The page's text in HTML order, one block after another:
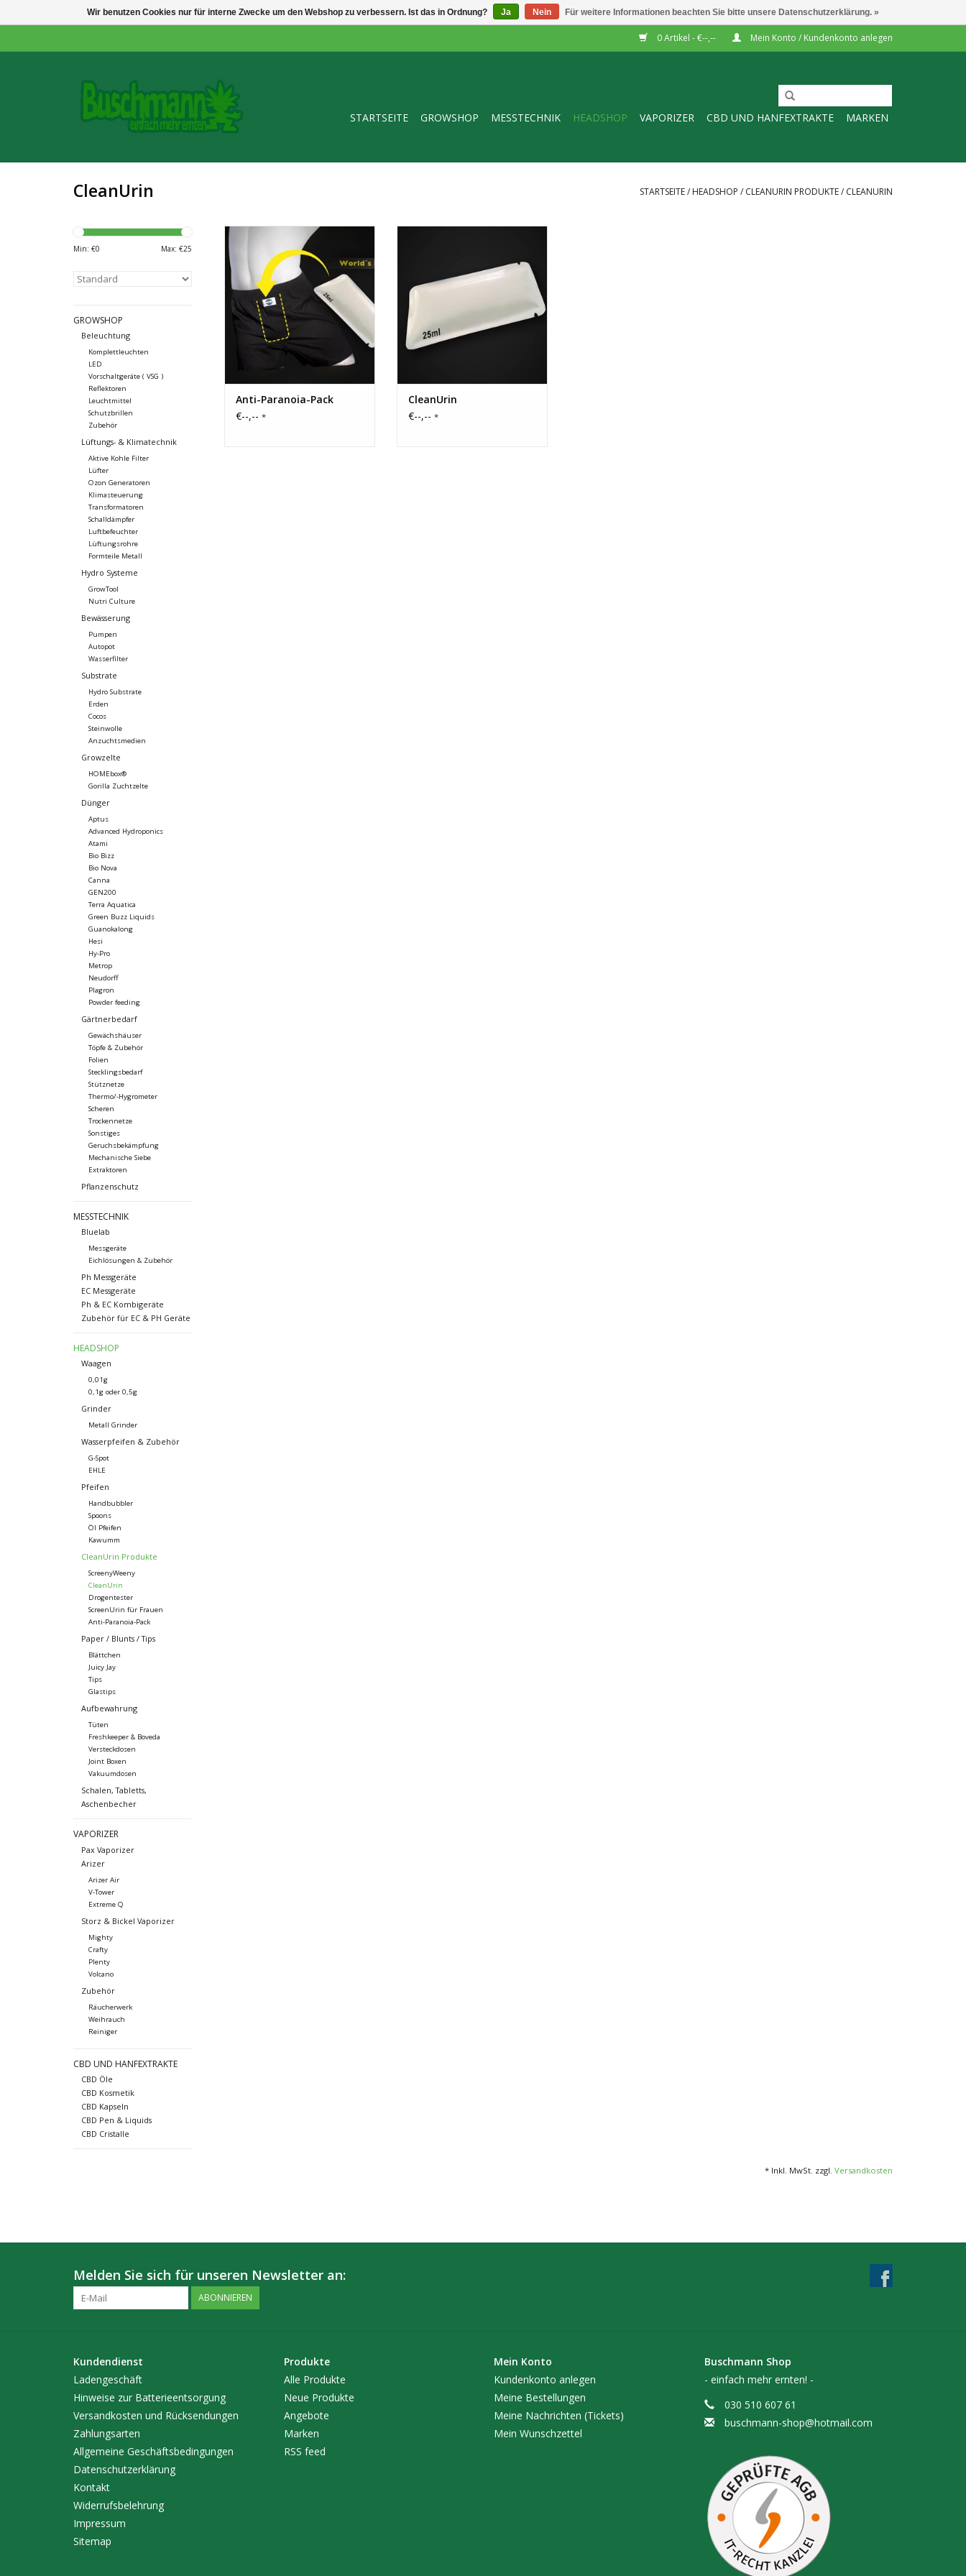
0 Artikel - €--,-- Mein Konto / Kundenkonto anlegen
STARTSEITE GROWSHOP MESSTECHNIK HEADSHOP VAPORIZER CBD UND HANFEXTRAKTE MARKEN
CleanUrin STARTSEITE/ HEADSHOP / CLEANURIN PRODUKTE/ CLEANURIN
Min: €0 Max: €25
GROWSHOP
Beleuchtung
Komplettleuchten
LED
Vorschaltgeräte ( VSG )
Reflektoren
Leuchtmittel
Schutzbrillen
Zubehör
Lüftungs- & Klimatechnik
Aktive Kohle Filter
Lüfter
Ozon Generatoren
Klimasteuerung
Transformatoren
Schalldämpfer
Luftbefeuchter
Lüftungsrohre
Formteile Metall
Hydro Systeme
GrowTool
Nutri Culture
Bewässerung
Pumpen
Autopot
Wasserfilter
Substrate
Hydro Substrate
Erden
Cocos
Steinwolle
Anzuchtsmedien
Growzelte
HOMEbox®
Gorilla Zuchtzelte
Dünger
Aptus
Advanced Hydroponics
Atami
Bio Bizz
Bio Nova
Canna
GEN200
Terra Aquatica
Green Buzz Liquids
Guanokalong
Hesi
Hy-Pro
Metrop
Neudorff
Plagron
Powder feeding
Gärtnerbedarf
Gewächshäuser
Töpfe & Zubehör
Folien
Stecklingsbedarf
Stütznetze
Thermo/-Hygrometer
Scheren
Trockennetze
Sonstiges
Geruchsbekämpfung
Mechanische Siebe
Extraktoren
Pflanzenschutz
MESSTECHNIK
Bluelab
Messgeräte
Eichlösungen & Zubehör
Ph Messgeräte
EC Messgeräte
Ph & EC Kombigeräte
Zubehör für EC & PH Geräte
HEADSHOP
Waagen
0,01g
0,1g oder 0,5g
Grinder
Metall Grinder
Wasserpfeifen & Zubehör
G-Spot
EHLE
Pfeifen
Handbubbler
Spoons
Öl Pfeifen
Kawumm
CleanUrin Produkte
ScreenyWeeny
CleanUrin
Drogentester
ScreenUrin für Frauen
Anti-Paranoia-Pack
Paper / Blunts / Tips
Blättchen
Juicy Jay
Tips
Glastips
Aufbewahrung
Tüten
Freshkeeper & Boveda
Versteckdosen
Joint Boxen
Vakuumdosen
Schalen, Tabletts,
Aschenbecher
VAPORIZER
Pax Vaporizer
Arizer
Arizer Air
V-Tower
Extreme Q
Storz & Bickel Vaporizer
Mighty
Crafty
Plenty
Volcano
Zubehör
Räucherwerk
Weihrauch
Reiniger
CBD UND HANFEXTRAKTE
CBD Öle
CBD Kosmetik
CBD Kapseln
CBD Pen & Liquids
CBD Cristalle
Anti-Paranoia-Pack
die Spezial-Unterhose
= 24,90 €
ZUM WARENKORB HINZUFÜGEN
Anti-Paranoia-Pack
€--,-- *
Synthetisches Urin
a 25ml
ZUM WARENKORB HINZUFÜGEN
CleanUrin
€--,-- *
* Inkl. MwSt. zzgl. Versandkosten
Melden Sie sich für unseren Newsletter an:
ABONNIEREN
Kundendienst
Ladengeschäft
Hinweise zur Batterieentsorgung
Versandkosten und Rücksendungen
Zahlungsarten
Allgemeine Geschäftsbedingungen
Datenschutzerklärung
Kontakt
Widerrufsbelehrung
Impressum
Sitemap
Produkte
Alle Produkte
Neue Produkte
Angebote
Marken
RSS feed
Mein Konto
Kundenkonto anlegen
Meine Bestellungen
Meine Nachrichten (Tickets)
Mein Wunschzettel
Buschmann Shop
- einfach mehr ernten! -
030 510 607 61
buschmann-shop@hotmail.com
Wir benutzen Cookies nur für interne Zwecke um den Webshop zu verbessern. Ist das in Ordnung? Ja Nein Für weitere Informationen beachten Sie bitte unsere Datenschutzerklärung. »